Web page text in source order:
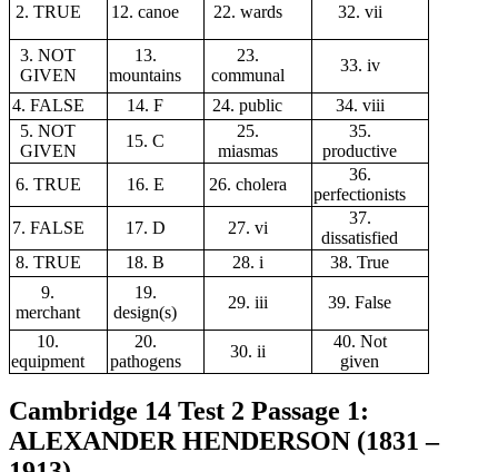
2. TRUE 12. canoe 22. wards 32. vii
3. NOT
GIVEN
13.
mountains
23.
communal
33. iv
4. FALSE 14. F 24. public
34. viii
5. NOT
GIVEN
15. C
25.
miasmas
35.
productive
6. TRUE
16. E 26. cholera
36.
perfectionists
7. FALSE
17. D 27. vi
37.
dissatisfied
8. TRUE
18. B 28. i
38. True
9.
merchant
19.
design(s)
29. iii 39. False
10.
equipment
20.
pathogens
30. ii
40. Not
given
Cambridge 14 Test 2 Passage 1:
ALEXANDER HENDERSON (1831 –